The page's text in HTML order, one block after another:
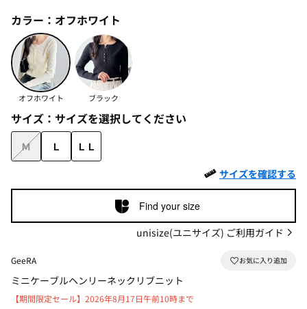
カラー： オフホワイト
オフホワイト ブラック
サイズ： サイズを選択してください
Ｍ Ｌ
ＬＬ
サイズを確認する
Find your size
unisize(ユニサイズ) ご利用ガイド
GeeRA
ミニケーブルヘンリーネックリブニット
【期間限定セール】2026年8月17日午前10時まで